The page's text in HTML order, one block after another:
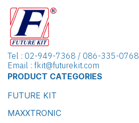
Tel : 02-949-7368 / 086-335-0768
Email : fkit@futurekit.com
PRODUCT CATEGORIES
FUTURE KIT
MAXXTRONIC